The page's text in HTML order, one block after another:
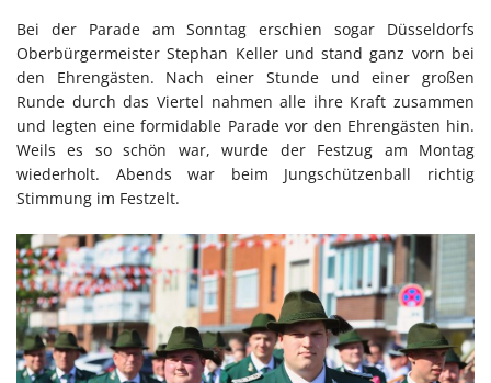
Bei der Parade am Sonntag erschien sogar Düsseldorfs
Oberbürgermeister Stephan Keller und stand ganz vorn bei
den Ehrengästen. Nach einer Stunde und einer großen
Runde durch das Viertel nahmen alle ihre Kraft zusammen
und legten eine formidable Parade vor den Ehrengästen hin.
Weils es so schön war, wurde der Festzug am Montag
wiederholt. Abends war beim Jungschützenball richtig
Stimmung im Festzelt.